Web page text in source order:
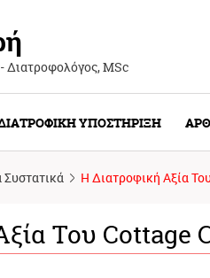
Διατροφολόγος, ΜSc
ΥΠΟΣΤΗΡΙΞΗ
Η Διατροφική Αξία
Του Cottage